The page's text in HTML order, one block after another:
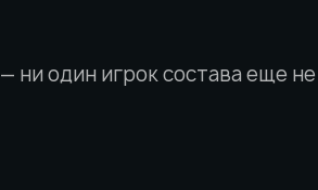
— ни один игрок состава еще